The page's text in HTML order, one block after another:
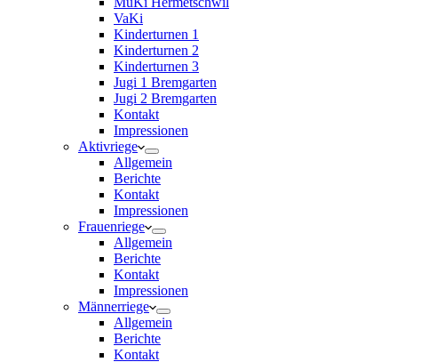
VaKi
Kinderturnen 1
Kinderturnen 2
Kinderturnen 3
Jugi 1 Bremgarten
Jugi 2 Bremgarten
Kontakt
Impressionen
Aktivriege
Allgemein
Berichte
Kontakt
Impressionen
Frauenriege
Allgemein
Berichte
Kontakt
Impressionen
Männerriege
Allgemein
Berichte
Kontakt